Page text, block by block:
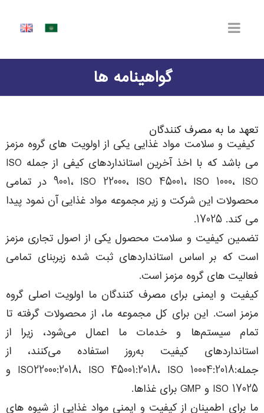
گواهینامه ها
تعهد ما به مصرف کنندگان
کیفیت و سلامت مواد غذایی یکی از اولویت های گروه مزمز
می باشد که با اخذ آخرین استانداردهای کیفی از جمله ISO
9001، ISO 22000، ISO 45001، ISO 1000، ISO در تمامی
محصولات این شرکت و زیر مجموعه مواد غذایی آن نمود پیدا
می کند. 17025.
تضمین کیفیت و سلامت محصول یکی از اصول تجاری مزمز
است که بر اساس استانداردهای ثبت شده زیربنای تمامی
فعالیت های گروه مزمز است.
کیفیت و ایمنی برای مصرف کنندگان ما اولویت اصلی گروه
مزمز است. این برای کل مجموعه ما، از محصولات گرفته تا
تمام سیستم‌ها و خدمات ما اعمال می‌شود، زیرا از
استانداردهای کیفیت به‌روز استفاده می‌کنند، از
جمله:ISO22000:2018، ISO 45001:2018، ISO 10004:2018 و
ISO 17025 و GMP برای غذاها.
ما برای اطمینان از کیفیت و ایمنی مواد غذایی از شیوه های